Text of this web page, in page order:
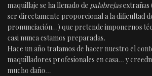
maquillaje se ha llenado de palabrejasextrañas
ser directamente proporcional a la dificultad
pronunciación…) que pretende imponernos
casi nunca estamos preparadas.
Hace un año tratamos de hacer nuestro el
maquilladores profesionales en casa… y
mucho daño…